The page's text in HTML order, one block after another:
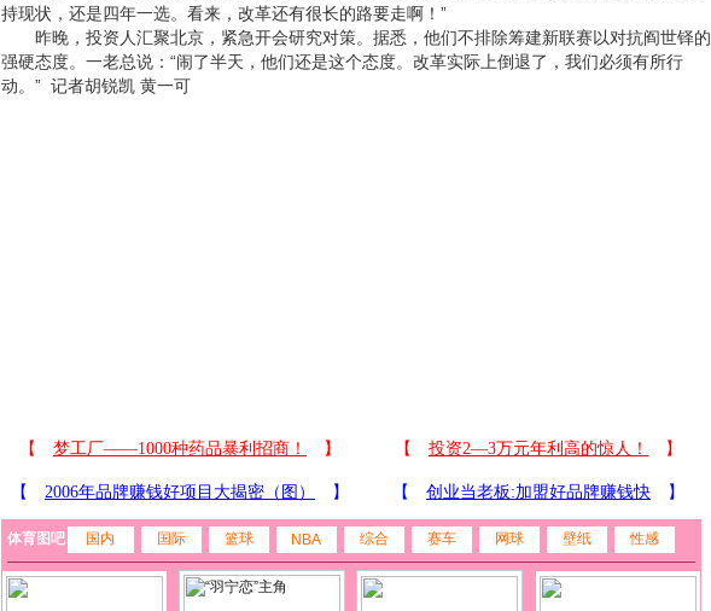
持现状，还是四年一选。看来，改革还有很长的路要走啊！”
昨晚，投资人汇聚北京，紧急开会研究对策。据悉，他们不排除筹建新联赛以对抗阎世铎的
强硬态度。一老总说：“闹了半天，他们还是这个态度。改革实际上倒退了，我们必须有所行
动。” 记者胡锐凯 黄一可
体育图吧 国内 国际 篮球 NBA 综合 赛车 网球 壁纸 性感